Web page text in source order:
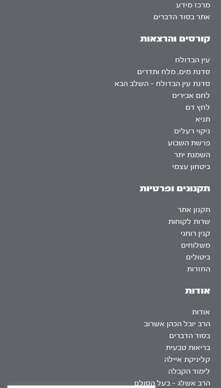
אודות
אודות
הרב יובל הכהן אשרוב
בסוד הדברים
בריאות טבעית
קליניקת איילה
לימוד הקבלה
הרב אשלג – בעל הסולם
מרכז מידע
אתר בסוד הדברים
קורסים והרצאות
עין הבדולח
סדנת מים, מלח ותדרים
סדנת עין הבדולח – השלב הבא
לחם אבירים
לחץ דם
תניא
ניקוי רעלים
פרשת השבוע
השמנת יתר
ביטחון עצמי
תקנונים ופרטיות
תקנון אתר
שרות לקוחות
קנין רוחני
משלוחים
ביטולים
החזרות